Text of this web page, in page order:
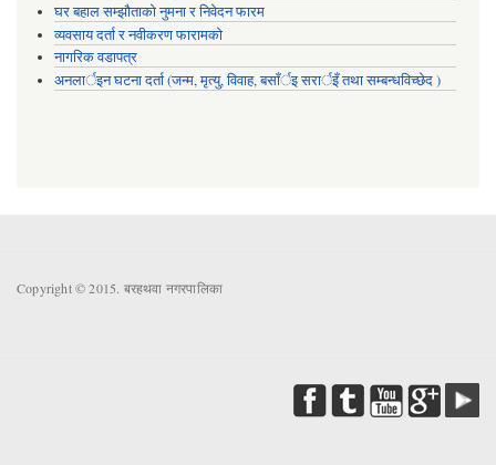
घर बहाल सम्झौताको नुमना र निवेदन फारम
व्यवसाय दर्ता र नवीकरण फारामको
नागरिक वडापत्र
अनलार्इन घटना दर्ता (जन्म, मृत्यु, विवाह, बसाँर्इ सरार्इँ तथा सम्बन्धविच्छेद )
Copyright © 2015. बरहथवा नगरपालिका